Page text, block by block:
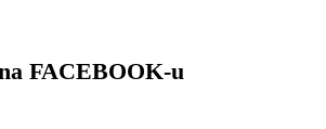
FACEBOOK-u